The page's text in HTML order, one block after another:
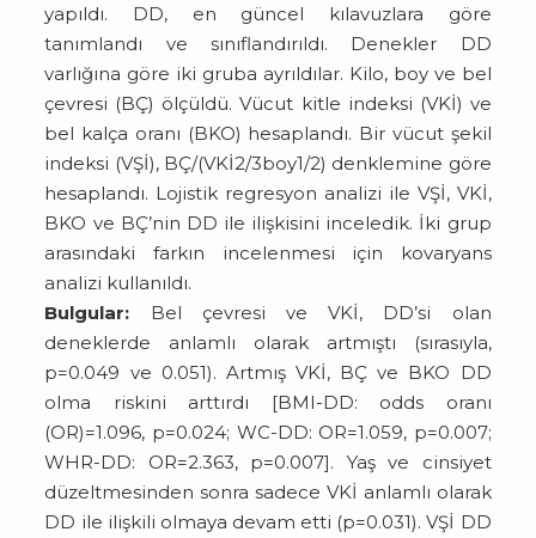
yapıldı. DD, en güncel kılavuzlara göre
tanımlandı ve sınıflandırıldı. Denekler DD
varlığına göre iki gruba ayrıldılar. Kilo, boy ve bel
çevresi (BÇ) ölçüldü. Vücut kitle indeksi (VKİ) ve
bel kalça oranı (BKO) hesaplandı. Bir vücut şekil
indeksi (VŞİ), BÇ/(VKİ2/3boy1/2) denklemine göre
hesaplandı. Lojistik regresyon analizi ile VŞİ, VKİ,
BKO ve BÇ’nin DD ile ilişkisini inceledik. İki grup
arasındaki farkın incelenmesi için kovaryans
analizi kullanıldı.
Bulgular: Bel çevresi ve VKİ, DD’si olan
deneklerde anlamlı olarak artmıştı (sırasıyla,
p=0.049 ve 0.051). Artmış VKİ, BÇ ve BKO DD
olma riskini arttırdı [BMI-DD: odds oranı
(OR)=1.096, p=0.024; WC-DD: OR=1.059, p=0.007;
WHR-DD: OR=2.363, p=0.007]. Yaş ve cinsiyet
düzeltmesinden sonra sadece VKİ anlamlı olarak
DD ile ilişkili olmaya devam etti (p=0.031). VŞİ DD